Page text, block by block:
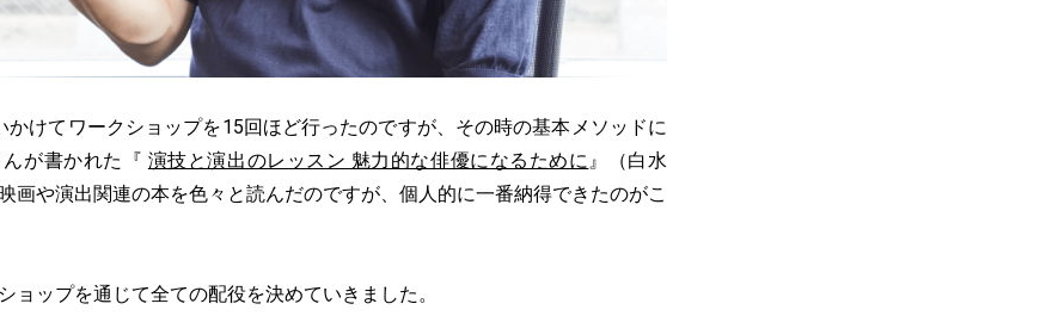
けてワークショップを15回ほど行ったのですが、その時の基本メソッドに
が書かれた『 演技と演出のレッスン 魅力的な俳優になるために』（白水
画や演出関連の本を色々と読んだのですが、個人的に一番納得できたのがこ
ップを通じて全ての配役を決めていきました。